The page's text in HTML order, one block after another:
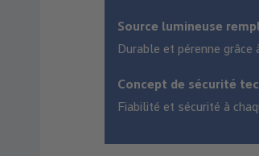
Source lumineuse
Durable et pérenne
Concept de sécurité
Fiabilité et sécurité à